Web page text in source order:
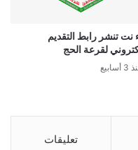
نت تنشر رابط التقديم
لقرعة الحج
تعليقات